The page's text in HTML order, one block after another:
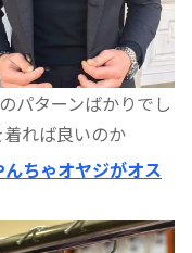
パターンばかりでし
れば良いのか
ちゃオヤジがオス